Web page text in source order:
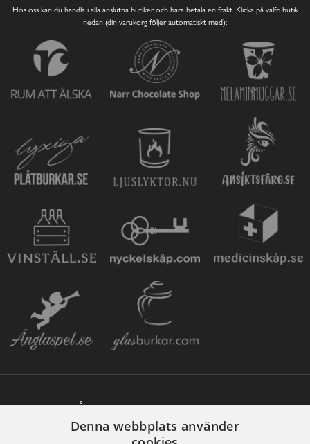
Hos oss kan du handla i alla anslutna butiker och bara betala en frakt. Klicka på valfri butik
nedan (din varukorg följer automatiskt med):
VÅRA SAMARBETSPARTNERS
Denna webbplats använder